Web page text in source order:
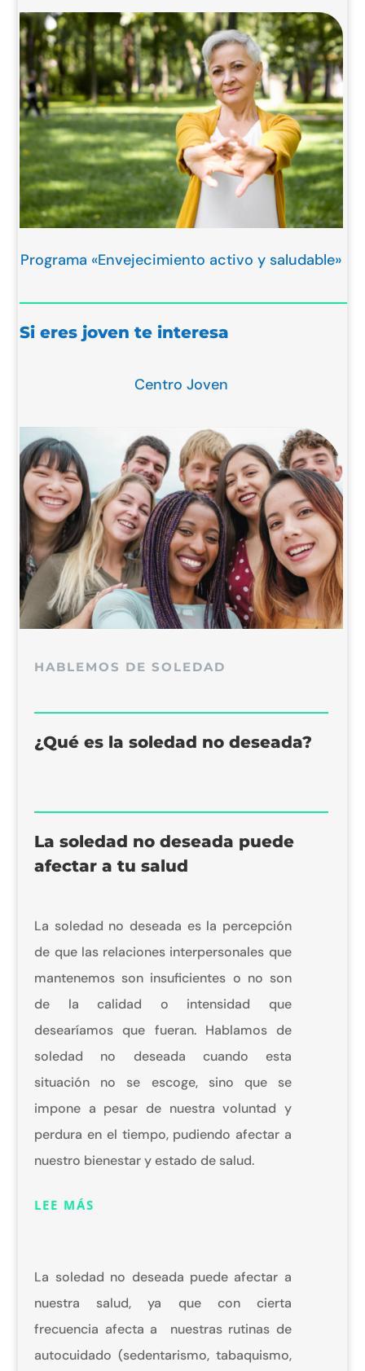
Programa «Envejecimiento activo y saludable»
Si eres joven te interesa
Centro Joven
HABLEMOS DE SOLEDAD
¿Qué es la soledad no deseada?
La soledad no deseada puede
afectar a tu salud
La soledad no deseada es la percepción
de que las relaciones interpersonales que
mantenemos son insuficientes o no son
de la calidad o intensidad que
desearíamos que fueran. Hablamos de
soledad no deseada cuando esta
situación no se escoge, sino que se
impone a pesar de nuestra voluntad y
perdura en el tiempo, pudiendo afectar a
nuestro bienestar y estado de salud.
LEE MÁS
La soledad no deseada puede afectar a
nuestra salud, ya que con cierta
frecuencia afecta a nuestras rutinas de
autocuidado (sedentarismo, tabaquismo,